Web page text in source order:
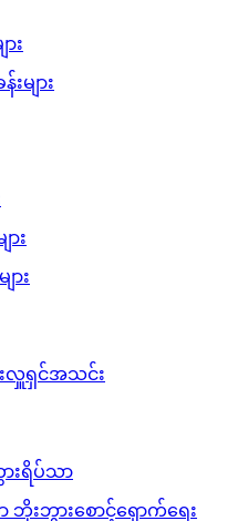
း
ျား
း
း
လှူရှင်အသင်း
းရိပ်သာ
ဘိုးဘွားစောင့်ရှောက်ရေး